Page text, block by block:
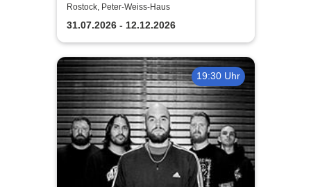
Comedy Show in Winterberg
Rostock, Peter-Weiss-Haus
31.07.2026 - 12.12.2026
19:30 Uhr